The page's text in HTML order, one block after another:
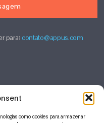
como cookies para armazenar
para: contato@appus.com